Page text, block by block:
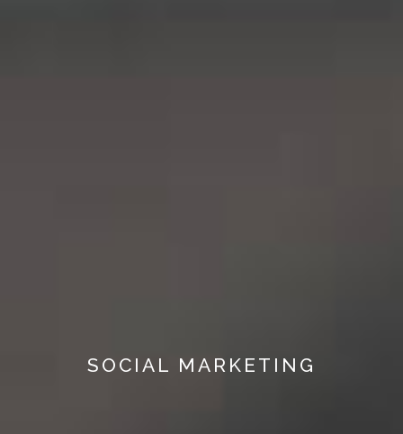
SOCIAL MARKETING